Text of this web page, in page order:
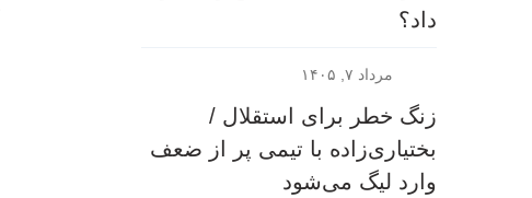
داد؟
مرداد ۷, ۱۴۰۵
زنگ خطر برای استقلال /
بختیاری‌زاده با تیمی پر از ضعف
وارد لیگ می‌شود